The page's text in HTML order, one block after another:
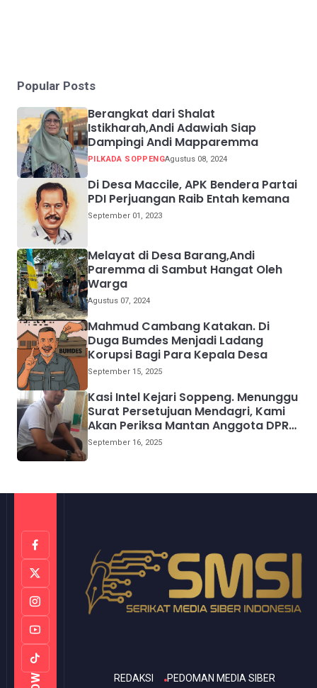
Popular Posts
Berangkat dari Shalat
Istikharah,Andi Adawiah Siap
Dampingi Andi Mapparemma
PILKADA SOPPENGAgustus 08, 2024
Di Desa Maccile, APK Bendera Partai
PDI Perjuangan Raib Entah kemana
September 01, 2023
Melayat di Desa Barang,Andi
Paremma di Sambut Hangat Oleh
Warga
Agustus 07, 2024
Mahmud Cambang Katakan. Di
Duga Bumdes Menjadi Ladang
Korupsi Bagi Para Kepala Desa
September 15, 2025
Kasi Intel Kejari Soppeng. Menunggu
Surat Persetujuan Mendagri, Kami
Akan Periksa Mantan Anggota DPRD
Provinsi Sulsel
September 16, 2025
REDAKSI PEDOMAN MEDIA SIBER